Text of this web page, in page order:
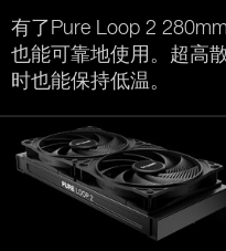
有了Pure Loop 2
也能可靠地使用。超高
时也能保持低温。